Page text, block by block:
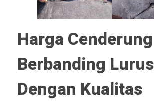
Harga Cenderung
Berbanding Lurus
Dengan Kualitas